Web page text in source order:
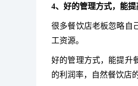
4、好的管理方式，能
很多餐饮店老板忽略自
工资源。
好的管理方式，能提升
的利润率，自然餐饮店